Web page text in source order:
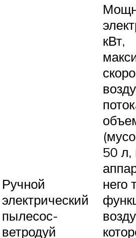
Ручной
электрический
пылесос-
ветродуй
кВт,
50 л,
него